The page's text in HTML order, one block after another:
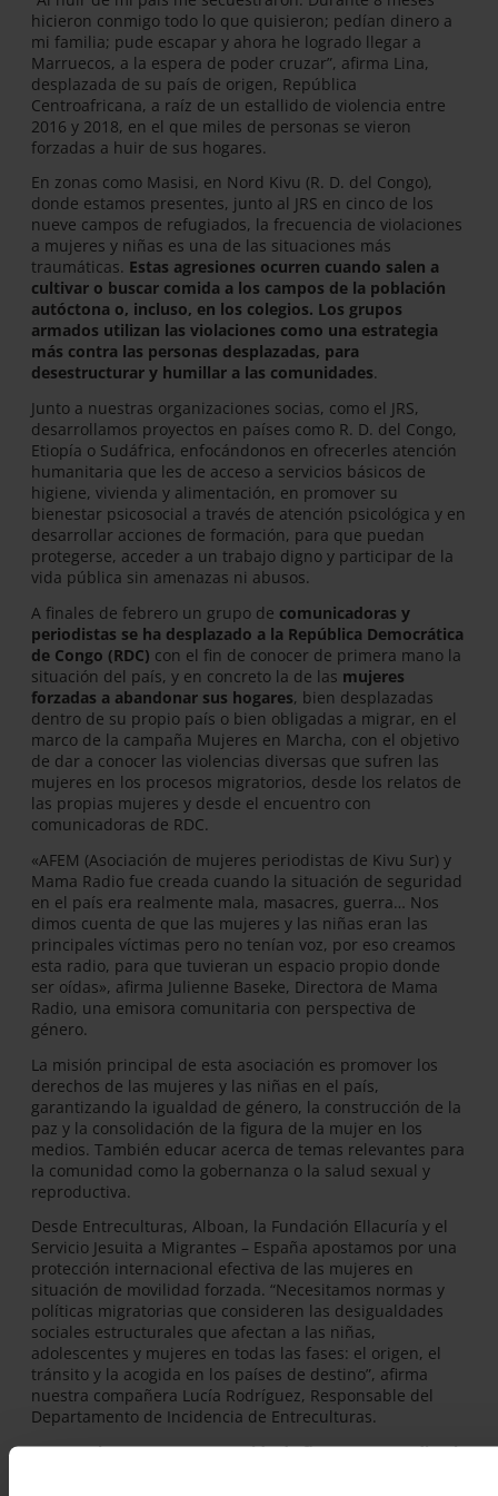
hicieron conmigo todo lo que quisieron; pedían dinero a
mi familia; pude escapar y ahora he logrado llegar a
Marruecos, a la espera de poder cruzar”, afirma Lina,
desplazada de su país de origen, República
Centroafricana, a raíz de un estallido de violencia entre
2016 y 2018, en el que miles de personas se vieron
forzadas a huir de sus hogares.
En zonas como Masisi, en Nord Kivu (R. D. del Congo),
donde estamos presentes, junto al JRS en cinco de los
nueve campos de refugiados, la frecuencia de violaciones
a mujeres y niñas es una de las situaciones más
traumáticas. Estas agresiones ocurren cuando salen a
cultivar o buscar comida a los campos de la población
autóctona o, incluso, en los colegios. Los grupos
armados utilizan las violaciones como una estrategia
más contra las personas desplazadas, para
desestructurar y humillar a las comunidades.
Junto a nuestras organizaciones socias, como el JRS,
desarrollamos proyectos en países como R. D. del Congo,
Etiopía o Sudáfrica, enfocándonos en ofrecerles atención
humanitaria que les de acceso a servicios básicos de
higiene, vivienda y alimentación, en promover su
bienestar psicosocial a través de atención psicológica y en
desarrollar acciones de formación, para que puedan
protegerse, acceder a un trabajo digno y participar de la
vida pública sin amenazas ni abusos.
A finales de febrero un grupo de comunicadoras y
periodistas se ha desplazado a la República Democrática
de Congo (RDC) con el fin de conocer de primera mano la
situación del país, y en concreto la de las mujeres
forzadas a abandonar sus hogares, bien desplazadas
dentro de su propio país o bien obligadas a migrar, en el
marco de la campaña Mujeres en Marcha, con el objetivo
de dar a conocer las violencias diversas que sufren las
mujeres en los procesos migratorios, desde los relatos de
las propias mujeres y desde el encuentro con
comunicadoras de RDC.
«AFEM (Asociación de mujeres periodistas de Kivu Sur) y
Mama Radio fue creada cuando la situación de seguridad
en el país era realmente mala, masacres, guerra… Nos
dimos cuenta de que las mujeres y las niñas eran las
principales víctimas pero no tenían voz, por eso creamos
esta radio, para que tuvieran un espacio propio donde
ser oídas», afirma Julienne Baseke, Directora de Mama
Radio, una emisora comunitaria con perspectiva de
género.
La misión principal de esta asociación es promover los
derechos de las mujeres y las niñas en el país,
garantizando la igualdad de género, la construcción de la
paz y la consolidación de la figura de la mujer en los
medios. También educar acerca de temas relevantes para
la comunidad como la gobernanza o la salud sexual y
reproductiva.
Desde Entreculturas, Alboan, la Fundación Ellacuría y el
Servicio Jesuita a Migrantes – España apostamos por una
protección internacional efectiva de las mujeres en
situación de movilidad forzada. “Necesitamos normas y
políticas migratorias que consideren las desigualdades
sociales estructurales que afectan a las niñas,
adolescentes y mujeres en todas las fases: el origen, el
tránsito y la acogida en los países de destino”, afirma
nuestra compañera Lucía Rodríguez, Responsable del
Departamento de Incidencia de Entreculturas.
Por eso, lanzamos una recogida de firmas para pedir a la